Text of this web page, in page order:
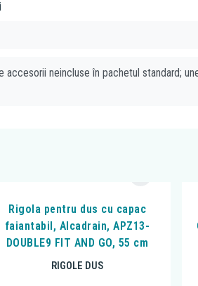
accesorii neincluse în pachetul standard;
Rigola pentru dus cu capac
faiantabil, Alcadrain, APZ13-
DOUBLE9 FIT AND GO, 55 cm
RIGOLE DUS